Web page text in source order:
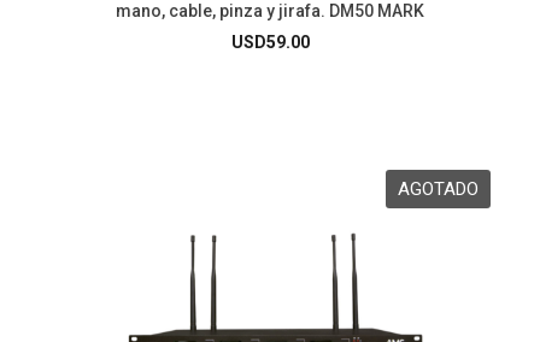
mano, cable, pinza y jirafa. DM50 MARK
USD59.00